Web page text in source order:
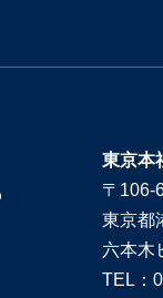
東京本
〒106-
東京都
六本木
TEL：